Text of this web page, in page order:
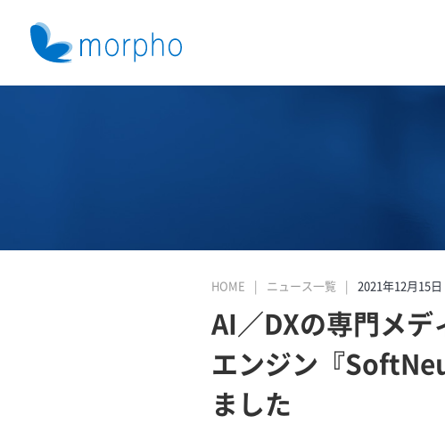
HOME ニュース一覧 2021年12月15日
AI／DXの専門メ
エンジン『
ました